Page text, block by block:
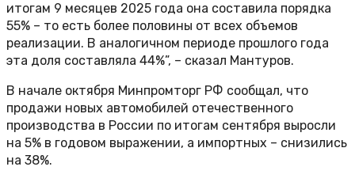
итогам 9 месяцев 2025 года она составила порядка
55% – то есть более половины от всех объемов
реализации. В аналогичном периоде прошлого года
эта доля составляла 44%”, – сказал Мантуров.
В начале октября Минпромторг РФ сообщал, что
продажи новых автомобилей отечественного
производства в России по итогам сентября выросли
на 5% в годовом выражении, а импортных – снизились
на 38%.